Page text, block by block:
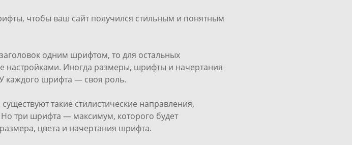
чтобы ваш сайт получился стильным и понятным
одним шрифтом, то для остальных
настройками. Иногда размеры, шрифты и начертания
каждого шрифта — своя роль.
такие стилистические направления,
три шрифта — максимум, которого будет
цвета и начертания шрифта.